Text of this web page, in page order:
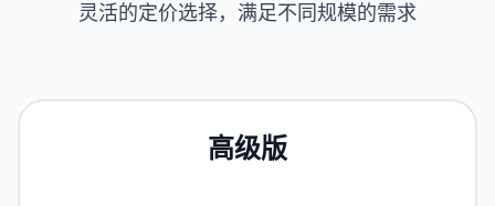
灵活的定价选择，满足不同规模的需求
高级版